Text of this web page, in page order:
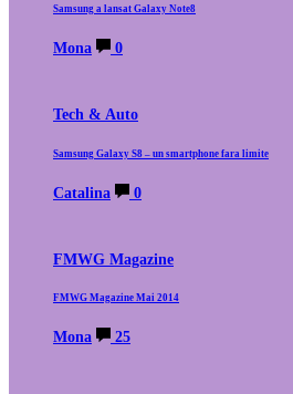
Samsung a lansat Galaxy Note8
Mona 0
Tech & Auto
Samsung Galaxy S8 – un smartphone fara limite
Catalina 0
FMWG Magazine
FMWG Magazine Mai 2014
Mona 25